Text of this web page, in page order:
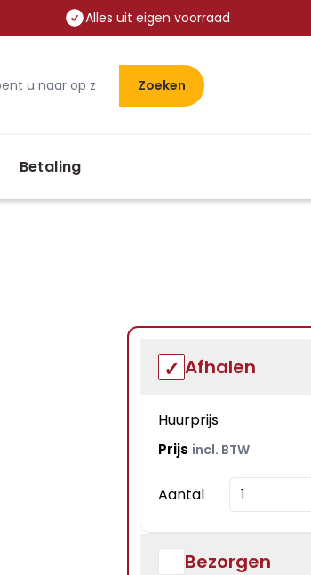
Alles uit eigen voorraad
Zoeken
Betaling
Afhalen
Huurprijs
Prijs incl. BTW
Aantal
Bezorgen